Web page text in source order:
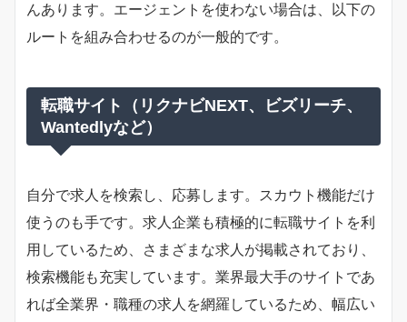
んあります。エージェントを使わない場合は、以下の
ルートを組み合わせるのが一般的です。
転職サイト（リクナビNEXT、ビズリーチ、
Wantedlyなど）
自分で求人を検索し、応募します。スカウト機能だけ
使うのも手です。求人企業も積極的に転職サイトを利
用しているため、さまざまな求人が掲載されており、
検索機能も充実しています。業界最大手のサイトであ
れば全業界・職種の求人を網羅しているため、幅広い